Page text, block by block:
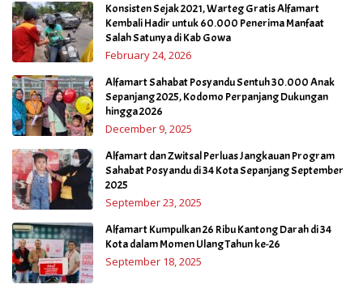
Konsisten Sejak 2021, Warteg Gratis Alfamart
Kembali Hadir untuk 60.000 Penerima Manfaat
Salah Satunya di Kab Gowa
February 24, 2026
Alfamart Sahabat Posyandu Sentuh 30.000 Anak
Sepanjang 2025, Kodomo Perpanjang Dukungan
hingga 2026
December 9, 2025
Alfamart dan Zwitsal Perluas Jangkauan Program
Sahabat Posyandu di 34 Kota Sepanjang September
2025
September 23, 2025
Alfamart Kumpulkan 26 Ribu Kantong Darah di 34
Kota dalam Momen Ulang Tahun ke-26
September 18, 2025